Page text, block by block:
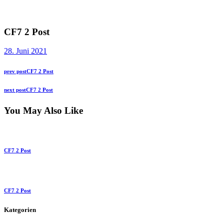
CF7 2 Post
28. Juni 2021
Beitragsnavigation
Previous
prev postCF7 2 Post
Next
next postCF7 2 Post
You May Also Like
CF7 2 Post
CF7 2 Post
Kategorien